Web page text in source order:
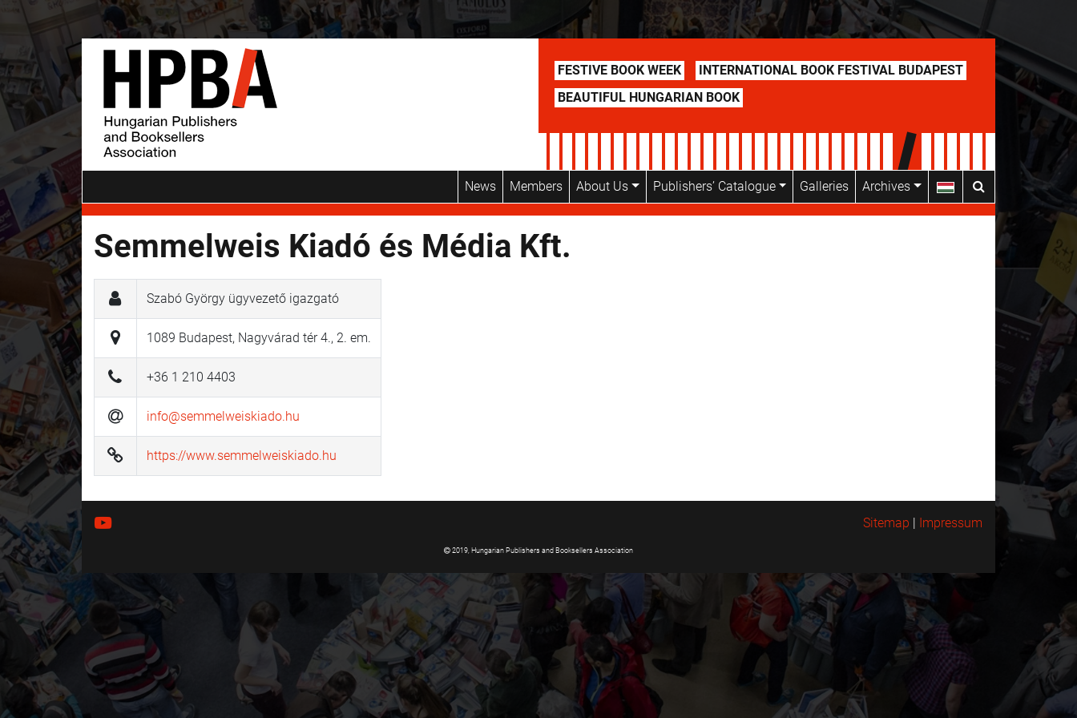
FESTIVE BOOK WEEK
INTERNATIONAL BOOK FESTIVAL BUDAPEST
BEAUTIFUL HUNGARIAN BOOK
News Members About Us Publishers’ Catalogue Galleries Archives
Semmelweis Kiadó és Média Kft.
Szabó György ügyvezető igazgató
1089 Budapest, Nagyvárad tér 4., 2. em.
+36 1 210 4403
info@semmelweiskiado.hu
https://www.semmelweiskiado.hu
Sitemap | Impressum
2019, Hungarian Publishers and Booksellers Association